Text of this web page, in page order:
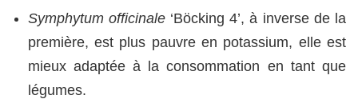
Symphytum officinale‘Böcking 4’, à inverse de la
première, est plus pauvre en potassium, elle est
mieux adaptée à la consommation en tant que
légumes.